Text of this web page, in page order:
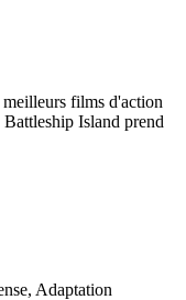
films d'action
Island prend
Adaptation